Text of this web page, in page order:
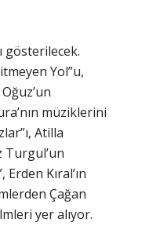
gösterilecek.
Yol”u,
müziklerini
Atilla
Turgul’un
Kıral’ın
Çağan
yer alıyor.